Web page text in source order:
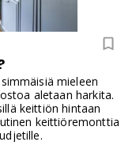
mieleen
aletaan harkita.
keittiön hintaan
keittiöremonttia